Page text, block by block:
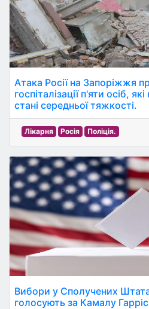
Атака Росії на Запоріжжя
госпіталізації п'яти осіб,
стані середньої тяжкості.
Лікарня Росія Поліція.
Вибори у Сполучених
голосують за Камалу